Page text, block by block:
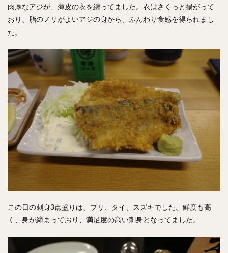
肉厚なアジが、薄皮の衣を纏ってました。衣はさくっと揚がって
おり、脂のノリがよいアジの身から、ふんわり食感を得られまし
た。
この日の刺身3点盛りは、ブリ、タイ、スズキでした。鮮度も高
く、身が締まっており、満足度の高い刺身となってました。